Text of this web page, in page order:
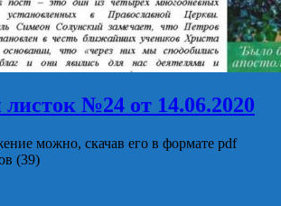
№24 от 14.06.2020
можно, скачав его в формате pdf
(39)